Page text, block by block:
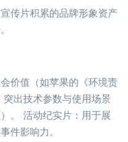
传片积累的品牌形象资产
价值（如苹果的《环境责
出技术参数与使用场景
。 活动纪实片：用于展
件影响力。